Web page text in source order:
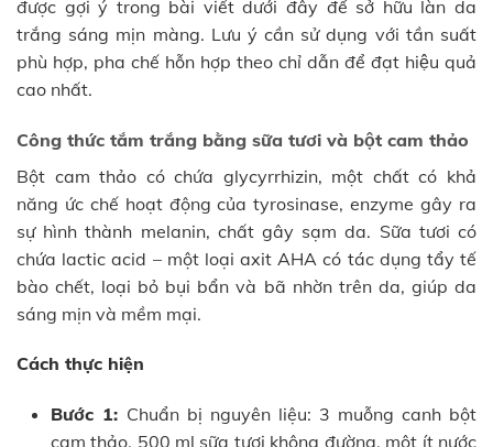
được gợi ý trong bài viết dưới đây để sở hữu làn da
trắng sáng mịn màng. Lưu ý cần sử dụng với tần suất
phù hợp, pha chế hỗn hợp theo chỉ dẫn để đạt hiệu quả
cao nhất.
Công thức tắm trắng bằng sữa tươi và bột cam thảo
Bột cam thảo có chứa glycyrrhizin, một chất có khả
năng ức chế hoạt động của tyrosinase, enzyme gây ra
sự hình thành melanin, chất gây sạm da. Sữa tươi có
chứa lactic acid – một loại axit AHA có tác dụng tẩy tế
bào chết, loại bỏ bụi bẩn và bã nhờn trên da, giúp da
sáng mịn và mềm mại.
Cách thực hiện
Bước 1: Chuẩn bị nguyên liệu: 3 muỗng canh bột
cam thảo, 500 ml sữa tươi không đường, một ít nước